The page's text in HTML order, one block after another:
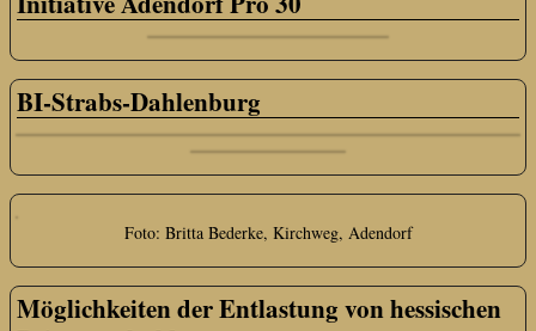
BI-Strabs-Dahlenburg
Foto: Britta Bederke, Kirchweg, Adendorf
Möglichkeiten der Entlastung von hessischen